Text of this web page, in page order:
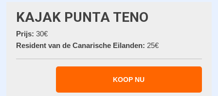
KAJAK PUNTA TENO
Prijs: 30€
Resident van de Canarische Eilanden: 25€
KOOP NU